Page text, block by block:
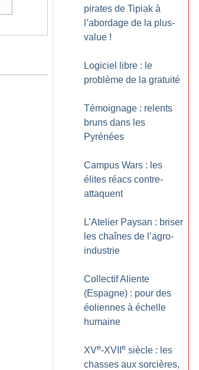
pirates de Tipiak à
l’abordage de la plus-
value !
Logiciel libre : le
problème de la gratuité
Témoignage : relents
bruns dans les
Pyrénées
Campus Wars : les
élites réacs contre-
attaquent
L’Atelier Paysan : briser
les chaînes de l’agro-
industrie
Collectif Aliente
(Espagne) : pour des
éoliennes à échelle
humaine
XVe-XVII e siècle : les
chasses aux sorcières,